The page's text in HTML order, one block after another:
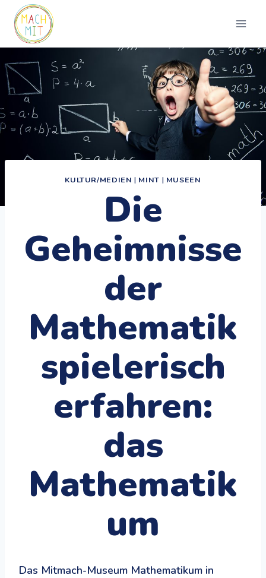
Zum
Inhalt
springen
KULTUR/MEDIEN | MINT | MUSEEN
Die
Geheimnisse
der
Mathematik
spielerisch
erfahren:
das
Mathematik
um
Das Mitmach-Museum Mathematikum in